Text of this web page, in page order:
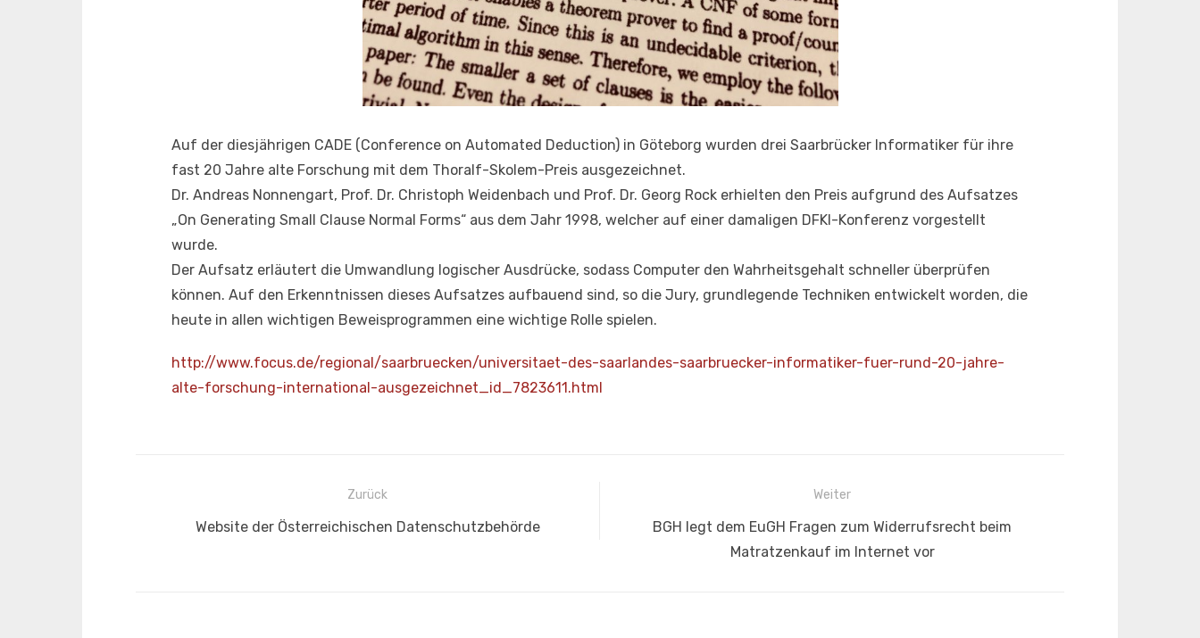
Auf der diesjährigen CADE (Conference on Automated Deduction) in Göteborg wurden drei Saarbrücker Informatiker für ihre
fast 20 Jahre alte Forschung mit dem Thoralf-Skolem-Preis ausgezeichnet.
Dr. Andreas Nonnengart, Prof. Dr. Christoph Weidenbach und Prof. Dr. Georg Rock erhielten den Preis aufgrund des Aufsatzes
„On Generating Small Clause Normal Forms“ aus dem Jahr 1998, welcher auf einer damaligen DFKI-Konferenz vorgestellt
wurde.
Der Aufsatz erläutert die Umwandlung logischer Ausdrücke, sodass Computer den Wahrheitsgehalt schneller überprüfen
können. Auf den Erkenntnissen dieses Aufsatzes aufbauend sind, so die Jury, grundlegende Techniken entwickelt worden, die
heute in allen wichtigen Beweisprogrammen eine wichtige Rolle spielen.
http://www.focus.de/regional/saarbruecken/universitaet-des-saarlandes-saarbruecker-informatiker-fuer-rund-20-jahre-
alte-forschung-international-ausgezeichnet_ id_7823611.html
BeitragsnavigationZurück
Vorheriger
Website der Österreichischen Datenschutzbehörde
Weiter
Nächster
BGH legt dem EuGH Fragen zum Widerrufsrecht beim
Matratzenkauf im Internet vor